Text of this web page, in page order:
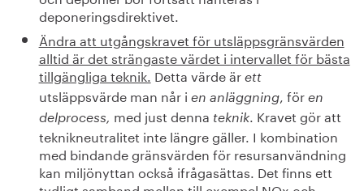
deponeringsdirektivet.
Ändra att utgångskravet för utsläppsgränsvärden
alltid är det strängaste värdet i intervallet för bästa
tillgängliga teknik. Detta värde är ett
utsläppsvärde man når i en anläggning, för en
delprocess, med just denna teknik. Kravet gör att
teknikneutralitet inte längre gäller. I kombination
med bindande gränsvärden för resursanvändning
kan miljönyttan också ifrågasättas. Det finns ett